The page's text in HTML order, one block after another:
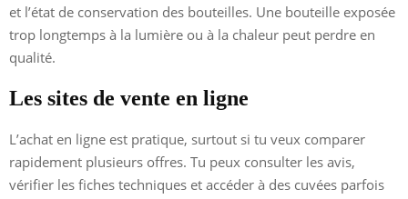
et l’état de conservation des bouteilles. Une bouteille exposée
trop longtemps à la lumière ou à la chaleur peut perdre en
qualité.
Les sites de vente en ligne
L’achat en ligne est pratique, surtout si tu veux comparer
rapidement plusieurs offres. Tu peux consulter les avis,
vérifier les fiches techniques et accéder à des cuvées parfois